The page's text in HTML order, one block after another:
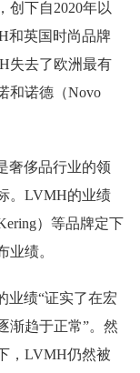
创下自2020年以
和英国时尚品牌
失去了欧洲最有
和诺德（Novo
奢侈品行业的领
。LVMH的业绩
）等品牌定下
业绩。
业绩“证实了在宏
渐趋于正常”。然
，LVMH仍然被